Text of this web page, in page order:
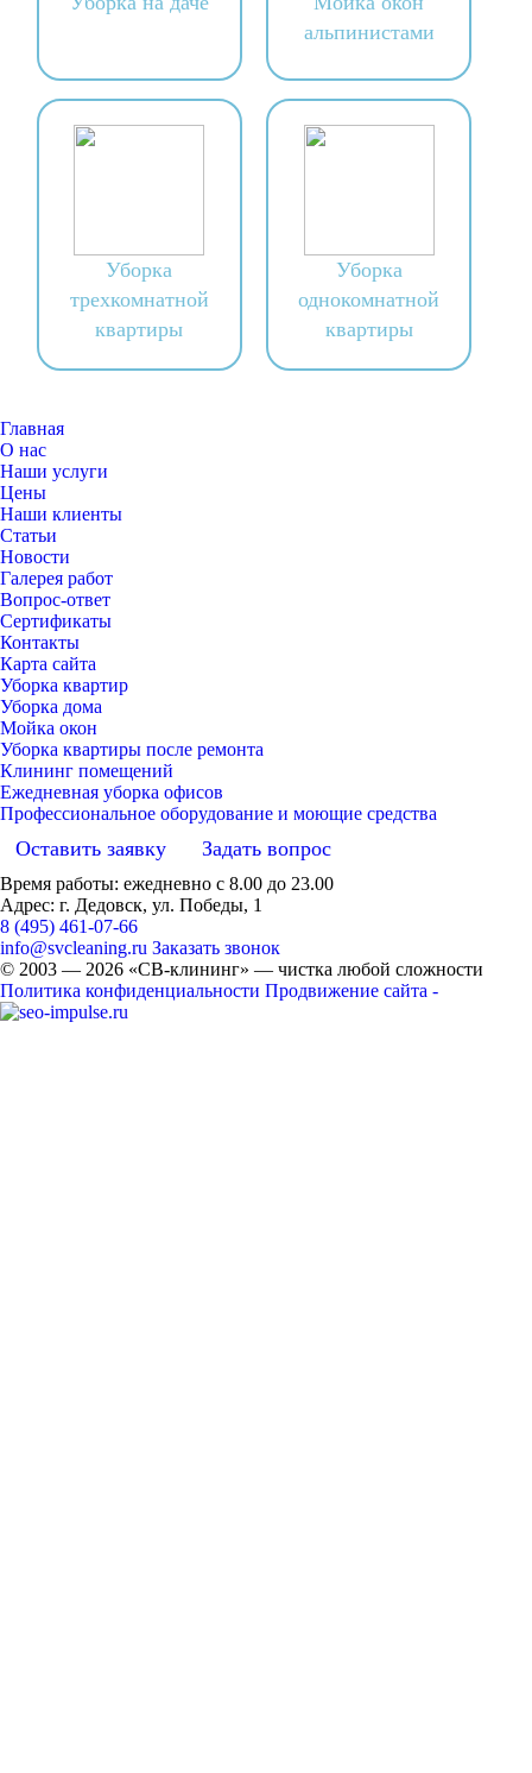
альпинистами
Уборка
трехкомнатной
квартиры
Уборка
однокомнатной
квартиры
Главная
О нас
Наши услуги
Цены
Наши клиенты
Статьи
Новости
Галерея работ
Вопрос-ответ
Сертификаты
Контакты
Карта сайта
Уборка квартир
Уборка дома
Мойка окон
Уборка квартиры после ремонта
Клининг помещений
Ежедневная уборка офисов
Профессиональное оборудование и моющие средства
Оставить заявку Задать вопрос
Время работы: ежедневно с 8.00 до 23.00
Адрес: г. Дедовск, ул. Победы, 1
8 (495) 461-07-66
info@svcleaning.ru Заказать звонок
© 2003 — 2026 «СВ-клининг» — чистка любой сложности
Политика конфиденциальности Продвижение сайта -